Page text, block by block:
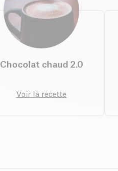
Chocolat chaud 2.0
Voir la recette